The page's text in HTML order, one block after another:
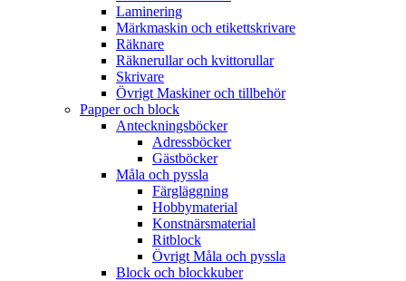
Laminering
Märkmaskin och etikettskrivare
Räknare
Räknerullar och kvittorullar
Skrivare
Övrigt Maskiner och tillbehör
Papper och block
Anteckningsböcker
Adressböcker
Gästböcker
Måla och pyssla
Färgläggning
Hobbymaterial
Konstnärsmaterial
Ritblock
Övrigt Måla och pyssla
Block och blockkuber